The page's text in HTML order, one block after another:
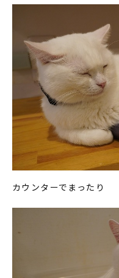
カウンターでまったり